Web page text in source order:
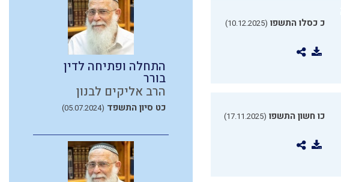
כ כסלו התשפו (10.12.2025)
כו חשון התשפו (17.11.2025)
התחלה ופתיחה לדין
בורר
הרב אליקים לבנון
כט סיון התשפד (05.07.2024)